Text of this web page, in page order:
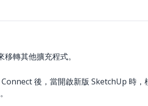
轉其他擴充程式。
後，當開啟新版 SketchUp 時，